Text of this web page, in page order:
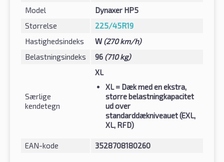
Model
Dynaxer HP5
Størrelse
225/45R19
Hastighedsindeks
W(270 km/h)
Belastningsindeks
96 (710 kg)
Særlige
kendetegn
XL
XL= Dæk med en ekstra,
større belastningkapacitet
ud over
standarddækniveauet (EXL,
XL, RFD)
EAN-kode 3528708180260